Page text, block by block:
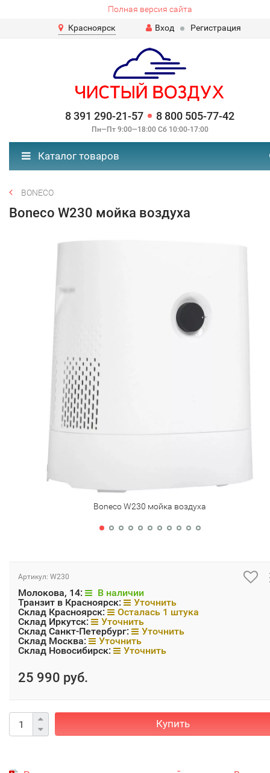
Полная версия сайта
Красноярск
Вход Регистрация
8 391 290-21-57 8 800 505-77-42
Пн—Пт 9:00—18:00 Сб 10:00-17:00
Каталог товаров
BONECO
Boneco W230 мойка воздуха
Boneco W230 мойка воздуха
Артикул: W230
Молокова, 14:
В наличии
Транзит в Красноярск:
Уточнить
Склад Красноярск:
Осталась 1 штука
Склад Иркутск:
Уточнить
Склад Санкт-Петербург:
Уточнить
Склад Москва:
Уточнить
Склад Новосибирск:
Уточнить
25 990 руб.
Купить